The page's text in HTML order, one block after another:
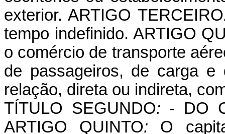
exterior. ARTIGO TERCEIRO
tempo indefinido. ARTIGO
o comércio de transporte
de passageiros, de carga
relação, direta ou indireta,
TÍTULO SEGUNDO: - DO
ARTIGO
QUINTO: O